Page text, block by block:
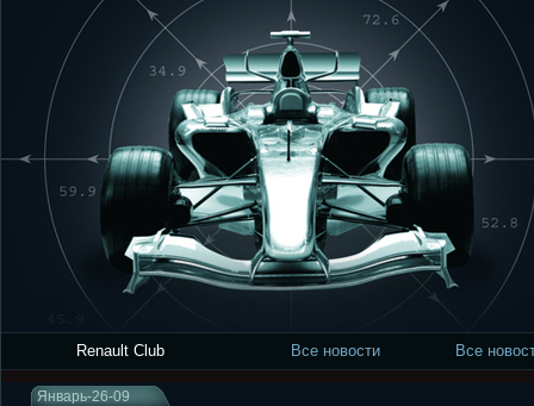
Renault Club Все новости Все
Январь-26-09